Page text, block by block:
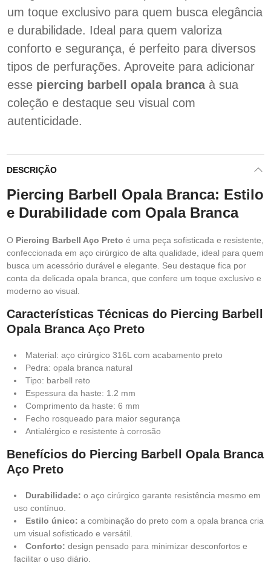
um toque exclusivo para quem busca elegância
e durabilidade. Ideal para quem valoriza
conforto e segurança, é perfeito para diversos
tipos de perfurações. Aproveite para adicionar
esse piercing barbell opala brancaà sua
coleção e destaque seu visual com
autenticidade.
DESCRIÇÃO
Piercing Barbell Opala Branca: Estilo
e Durabilidade com Opala Branca
O Piercing Barbell Aço Preto é uma peça sofisticada e resistente,
confeccionada em aço cirúrgico de alta qualidade, ideal para quem
busca um acessório durável e elegante. Seu destaque fica por
conta da delicada opala branca, que confere um toque exclusivo e
moderno ao visual.
Características Técnicas do Piercing Barbell
Opala Branca Aço Preto
Material: aço cirúrgico 316L com acabamento preto
Pedra: opala branca natural
Tipo: barbell reto
Espessura da haste: 1.2 mm
Comprimento da haste: 6 mm
Fecho rosqueado para maior segurança
Antialérgico e resistente à corrosão
Benefícios do Piercing Barbell Opala Branca
Aço Preto
Durabilidade: o aço cirúrgico garante resistência mesmo em
uso contínuo.
Estilo único: a combinação do preto com a opala branca cria
um visual sofisticado e versátil.
Conforto: design pensado para minimizar desconfortos e
facilitar o uso diário.